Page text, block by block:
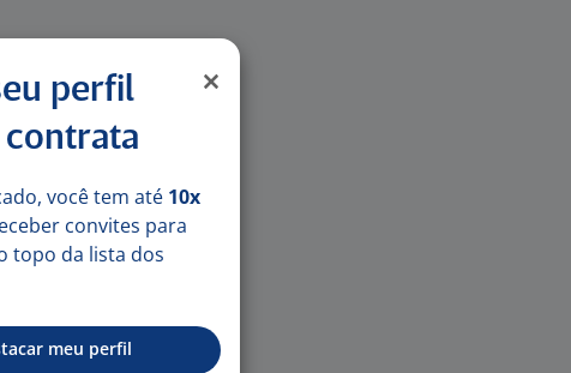
perfil
você tem até 10x
convites para
topo da lista dos
meu perfil